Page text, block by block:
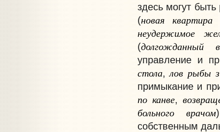
здесь могут
(новая квартира
неудержимое
(долгожданный
управление и
стола,лов рыбы
примыкание и
по канве,
больного
врачом
собственным